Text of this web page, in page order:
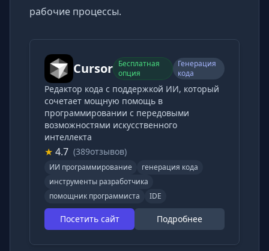
рабочие процессы.
Cursor Бесплатная
опция
Генерация
кода
Редактор кода с поддержкой ИИ, который
сочетает мощную помощь в
программировании с передовыми
возможностями искусственного
интеллекта
★ 4.7 (389отзывов)
ИИ программирование
генерация кода
инструменты разработчика
помощник программиста
IDE
Посетить сайт Подробнее